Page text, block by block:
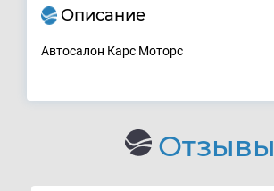
Описание
Автосалон Карс Моторс
Отзывы